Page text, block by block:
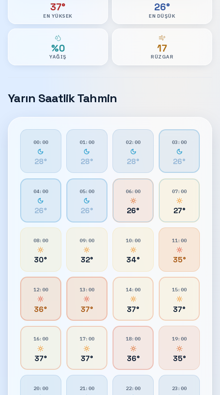
37°
EN YÜKSEK
26°
EN DÜŞÜK
%0
YAĞIŞ
17
RÜZGAR
Yarın Saatlik Tahmin
00:00
28°
01:00
28°
02:00
28°
03:00
26°
04:00
26°
05:00
26°
06:00
26°
07:00
27°
08:00
30°
09:00
32°
10:00
34°
11:00
35°
12:00
36°
13:00
37°
14:00
37°
15:00
37°
16:00
37°
17:00
37°
18:00
36°
19:00
35°
20:00 21:00 22:00 23:00